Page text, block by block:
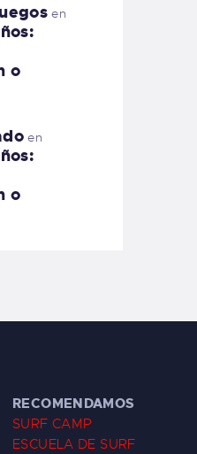
en
o
en
o
RECOMENDAMOS
SURF CAMP
ESCUELA DE SURF